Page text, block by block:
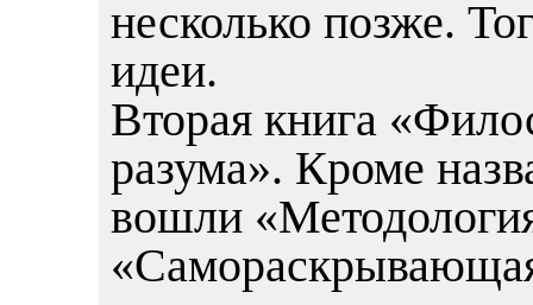
несколько позже.
идеи.
Вторая книга
разума». Кроме
вошли